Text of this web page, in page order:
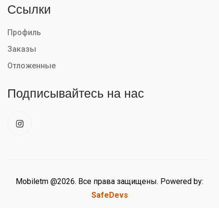
Ссылки
Профиль
Заказы
Отложенные
Подписывайтесь на нас
Mobiletm @2026. Все права защищены. Powered by:
SafeDevs